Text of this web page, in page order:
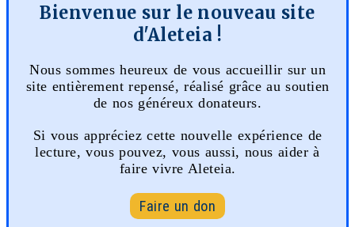
Bienvenue sur le nouveau site
d'Aleteia !
Nous sommes heureux de vous accueillir sur un
site entièrement repensé, réalisé grâce au soutien
de nos généreux donateurs.
Si vous appréciez cette nouvelle expérience de
lecture, vous pouvez, vous aussi, nous aider à
faire vivre Aleteia.
Faire un don